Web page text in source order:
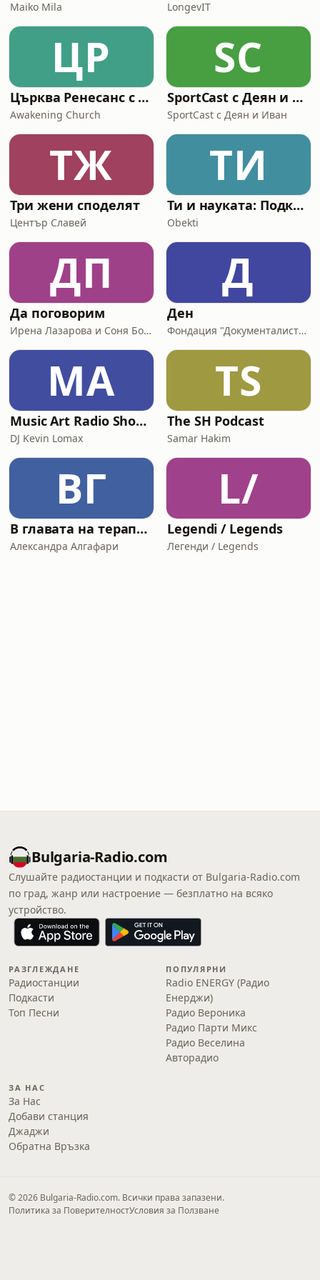
Maiko Mila LongevIT
ЦР
Църква Ренесанс с Пастор Максим Асенов
Awakening Church
SС
SportCast с Деян и Иван
SportCast с Деян и Иван
ТЖ
Три жени споделят
Център Славей
ТИ
Ти и науката: Подкастът на Обекти
Obekti
ДП
Да поговорим
Ирена Лазарова и Соня Борисова
Д
Ден
Фондация "Документалистите"
MA
Music Art Radio Show-Best of House
DJ Kevin Lomax
TS
The SH Podcast
Samar Hakim
ВГ
В главата на терапевта
Александра Алгафари
L/
Legendi / Legends
Легенди / Legends
Bulgaria-Radio.com
Слушайте радиостанции и подкасти от Bulgaria-Radio.com
по град, жанр или настроение — безплатно на всяко
устройство.
РАЗГЛЕЖДАНЕ
Радиостанции
Подкасти
Топ Песни
ПОПУЛЯРНИ
Radio ENERGY (Радио
Енерджи)
Радио Вероника
Радио Парти Микс
Радио Веселина
Авторадио
ЗА НАС
За Нас
Добави станция
Джаджи
Обратна Връзка
© 2026 Bulgaria-Radio.com. Всички права запазени.
Политика за ПоверителностУсловия за Ползване